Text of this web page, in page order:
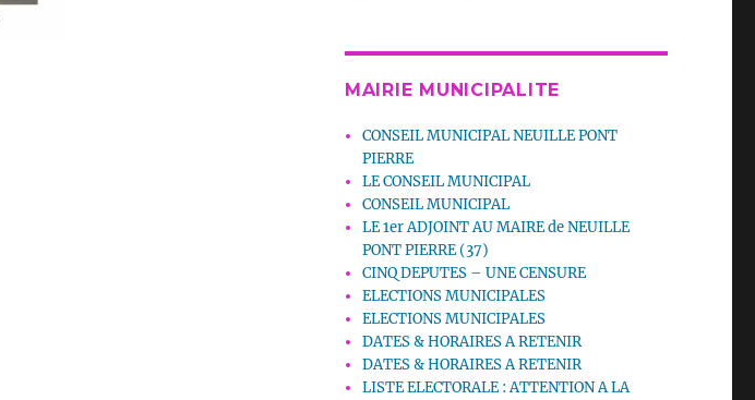
MAIRIE MUNICIPALITE
CONSEIL MUNICIPAL NEUILLE PONT
PIERRE
LE CONSEIL MUNICIPAL
CONSEIL MUNICIPAL
LE 1er ADJOINT AU MAIRE de NEUILLE
PONT PIERRE (37)
CINQ DEPUTES – UNE CENSURE
ELECTIONS MUNICIPALES
ELECTIONS MUNICIPALES
DATES & HORAIRES A RETENIR
DATES & HORAIRES A RETENIR
LISTE ELECTORALE : ATTENTION A LA